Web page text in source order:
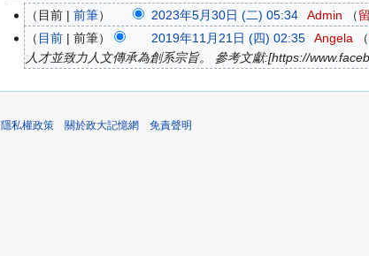
2023
年
30
(星
目前 前筆 2023年5月30日 (二) 05:34 Admin
無
編
輯
摘
2019
21
目前 前筆 2019年11月21日 (四) 02:35 Angela
人才並致力人文傳承為創系宗旨。 參考文獻:[https://
隱私權政策 關於政大記憶網 免責聲明